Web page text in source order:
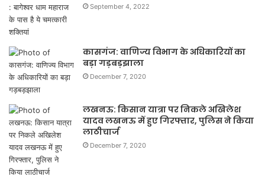
September 4, 2022
कासगंज: वाणिज्य विभाग के अधिकारियों का
बड़ा गड़बड़झाला
December 7, 2020
लखनऊ: किसान यात्रा पर निकले अखिलेश
यादव लखनऊ में हुए गिरफ्तार, पुलिस ने किया
लाठीचार्ज
December 7, 2020